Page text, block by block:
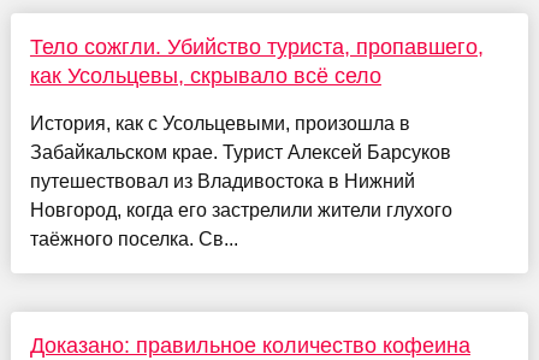
Тело сожгли. Убийство туриста, пропавшего,
как Усольцевы, скрывало всё село
История, как с Усольцевыми, произошла в
Забайкальском крае. Турист Алексей Барсуков
путешествовал из Владивостока в Нижний
Новгород, когда его застрелили жители глухого
таёжного поселка. Св...
Доказано: правильное количество кофеина